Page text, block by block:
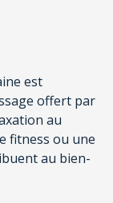
est
offert par
au
fitness ou une
au bien-